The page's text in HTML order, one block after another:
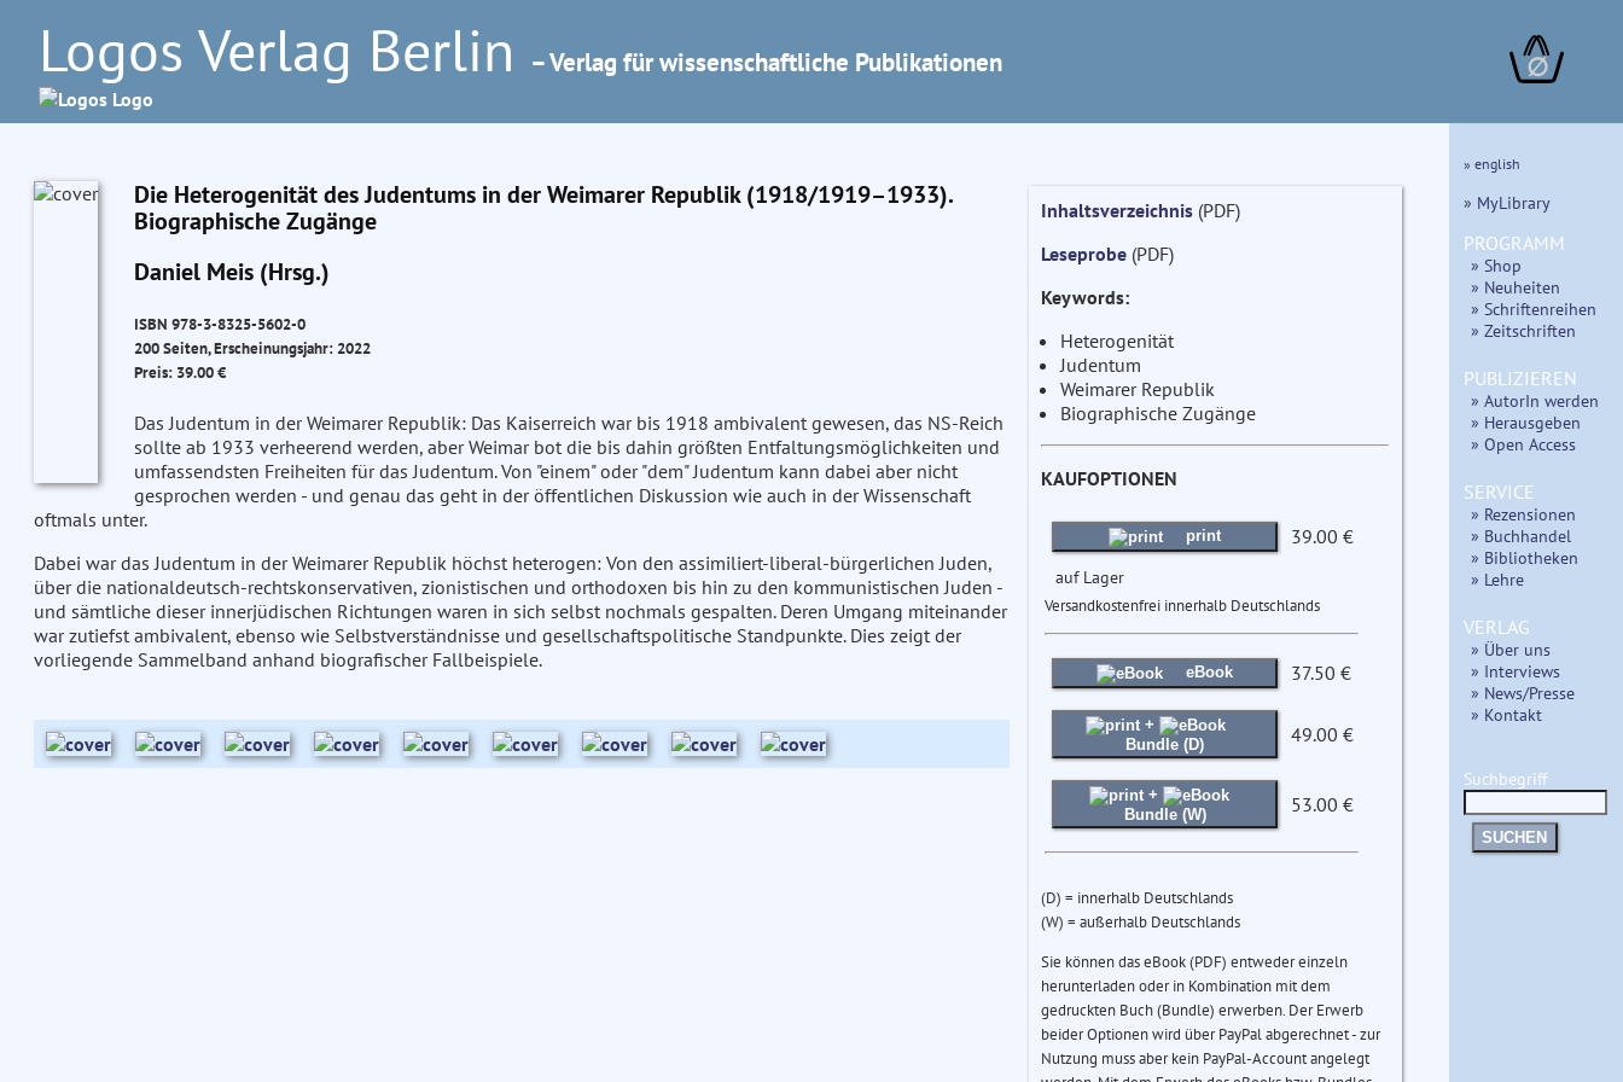
Logos Verlag Berlin – Verlag für wissenschaftliche Publikationen ∅
Die Heterogenität des Judentums in der Weimarer Republik (1918/1919–1933).
Biographische Zugänge
Daniel Meis (Hrsg.)
ISBN 978-3-8325-5602-0
200 Seiten, Erscheinungsjahr: 2022
Preis: 39.00 €
Das Judentum in der Weimarer Republik: Das Kaiserreich war bis 1918 ambivalent gewesen, das NS-Reich
sollte ab 1933 verheerend werden, aber Weimar bot die bis dahin größten Entfaltungsmöglichkeiten und
umfassendsten Freiheiten für das Judentum. Von "einem" oder "dem" Judentum kann dabei aber nicht
gesprochen werden - und genau das geht in der öffentlichen Diskussion wie auch in der Wissenschaft
oftmals unter.
Dabei war das Judentum in der Weimarer Republik höchst heterogen: Von den assimiliert-liberal-bürgerlichen Juden,
über die nationaldeutsch-rechtskonservativen, zionistischen und orthodoxen bis hin zu den kommunistischen Juden -
und sämtliche dieser innerjüdischen Richtungen waren in sich selbst nochmals gespalten. Deren Umgang miteinander
war zutiefst ambivalent, ebenso wie Selbstverständnisse und gesellschaftspolitische Standpunkte. Dies zeigt der
vorliegende Sammelband anhand biografischer Fallbeispiele.
Inhaltsverzeichnis(PDF)
Leseprobe(PDF)
Keywords:
Heterogenität
Judentum
Weimarer Republik
Biographische Zugänge
KAUFOPTIONEN
print 39.00 €
auf Lager
Versandkostenfrei innerhalb Deutschlands
eBook 37.50 €
+
Bundle (D)
49.00 €
+
Bundle (W)
53.00 €
(D) = innerhalb Deutschlands
(W) = außerhalb Deutschlands
Sie können das eBook (PDF) entweder einzeln
herunterladen oder in Kombination mit dem
gedruckten Buch (Bundle) erwerben. Der Erwerb
beider Optionen wird über PayPal abgerechnet - zur
Nutzung muss aber kein PayPal-Account angelegt
» english
» MyLibrary
PROGRAMM
» Shop
» Neuheiten
» Schriftenreihen
» Zeitschriften
PUBLIZIEREN
» AutorIn werden
» Herausgeben
» Open Access
SERVICE
» Rezensionen
» Buchhandel
» Bibliotheken
» Lehre
VERLAG
» Über uns
» Interviews
» News/Presse
» Kontakt
Suchbegriff
SUCHEN